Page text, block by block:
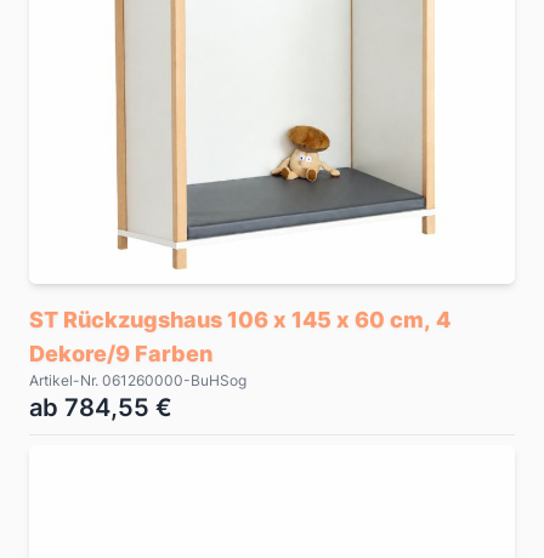
ST Rückzugshaus 106 x 145 x 60 cm, 4
Dekore/9 Farben
Artikel-Nr. 061260000-BuHSog
ab 784,55 €